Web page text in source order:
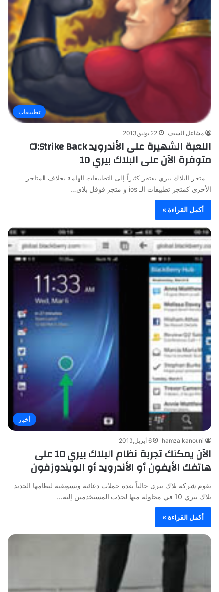
تطبيقات
مشاعل السيف 22 يونيو,2013
اللعبة الشهيرة على الأندرويد CJ:Strike Back
متوفرة الآن على البلاك بيري 10
متجر البلاك بيري يفتقر كثيراً إلى التطبيقات الهامة بخلاف المتاجر
الأخرى كمتجر تطبيقات الـ ios و متجر قوقل بلاي…
أكمل القراءة »
أخبار
hamza kanouni 6 أبريل,2013
الآن يمكنك تجربة نظام البلاك بيري 10 على
هاتفك الأيفون أو الأندرويد أو الويندوزفون
تقوم شركة بلاك بيري حالياً بعدة حملات دعائية وتسويقية لنظامها الجديد
بلاك بيري 10 في محاولة منها لجذب المستخدمين إليه…
أكمل القراءة »